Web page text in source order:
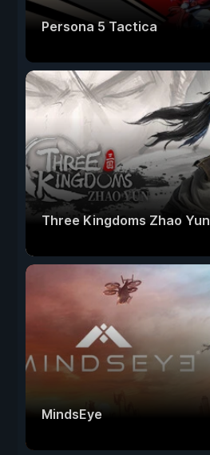
Persona 5 Tactica
Three Kingdoms Zhao Yun
MindsEye